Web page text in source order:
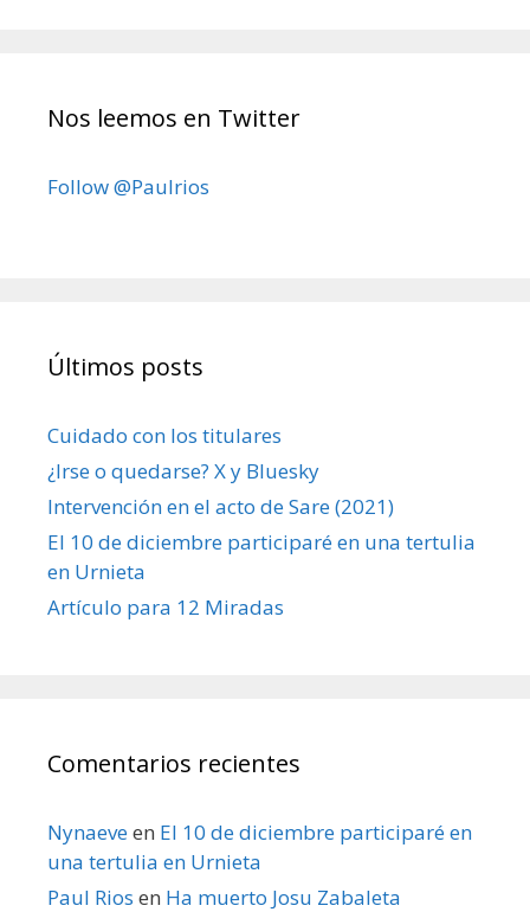
Nos leemos en Twitter
Follow @Paulrios
Últimos posts
Cuidado con los titulares
¿Irse o quedarse? X y Bluesky
Intervención en el acto de Sare (2021)
El 10 de diciembre participaré en una tertulia
en Urnieta
Artículo para 12 Miradas
Comentarios recientes
Nynaeveen El 10 de diciembre participaré en
una tertulia en Urnieta
Paul Rios en Ha muerto Josu Zabaleta